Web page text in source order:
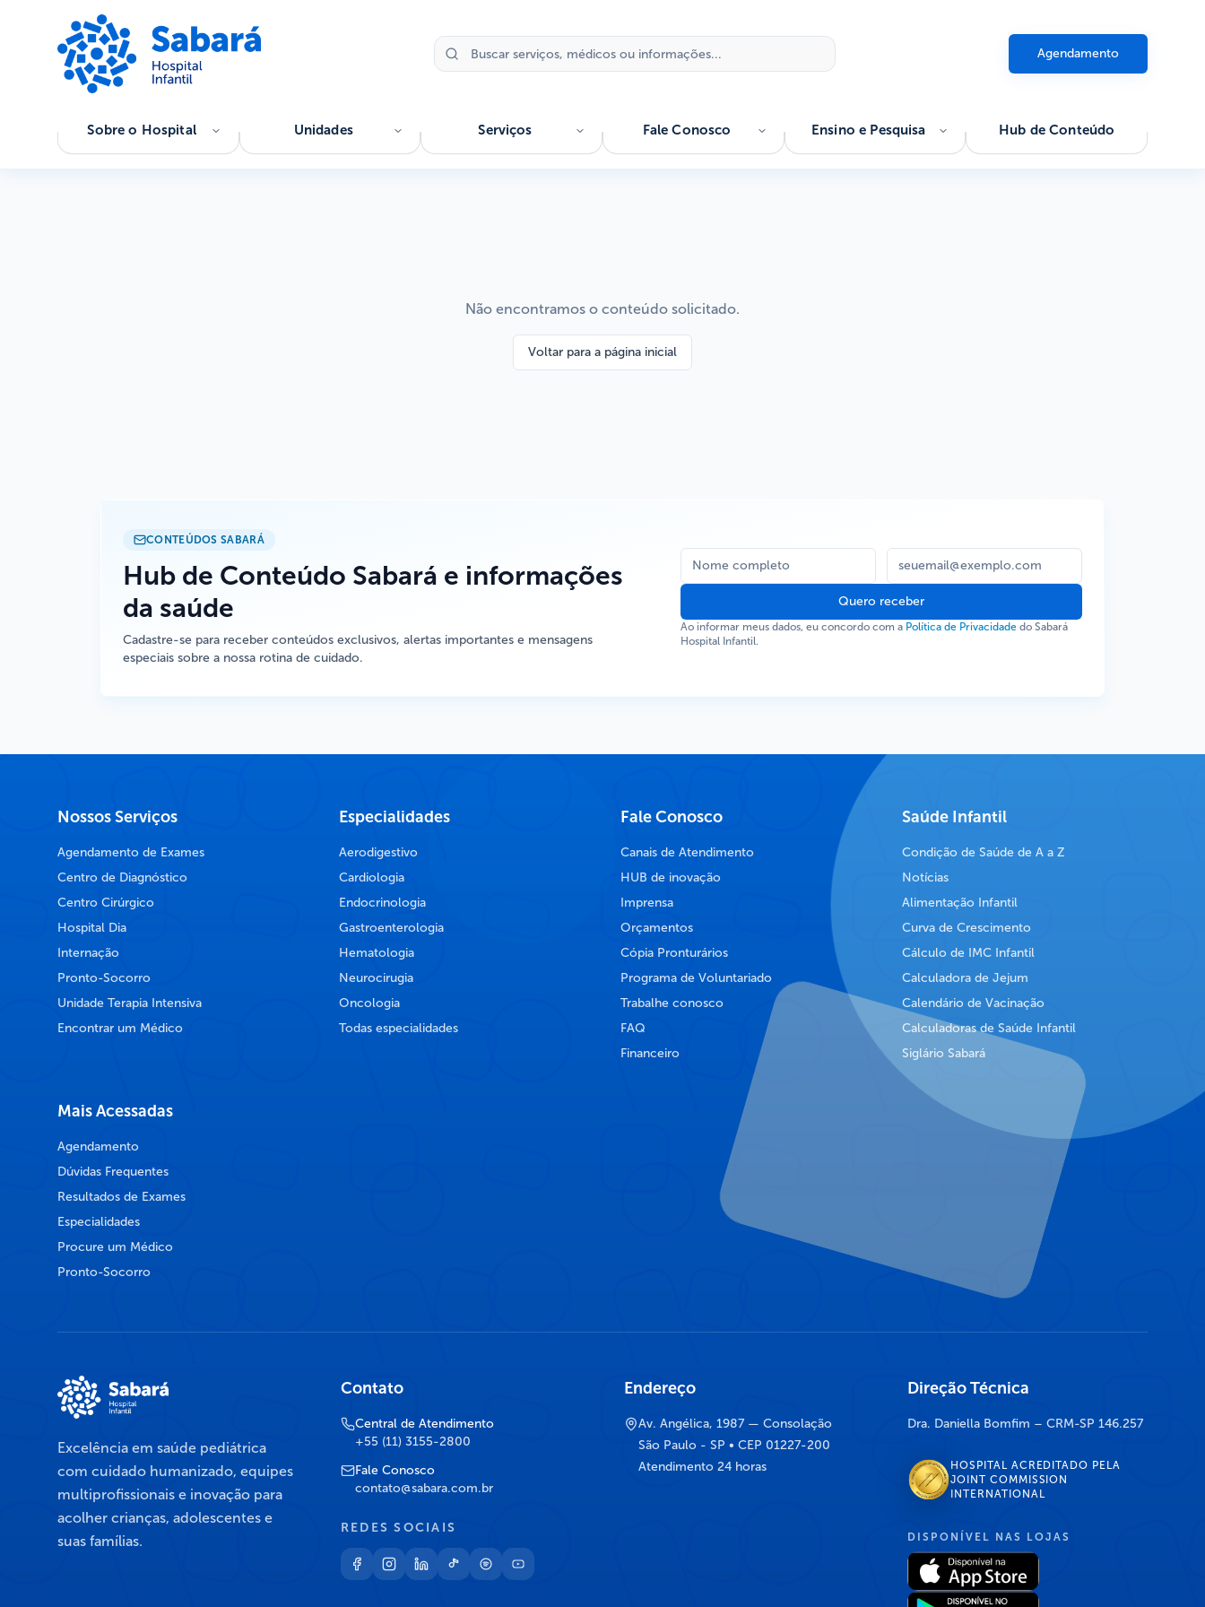
Agendamento
Sobre o Hospital Unidades Serviços Fale Conosco Ensino e Pesquisa Hub de Conteúdo
Não encontramos o conteúdo solicitado.
Voltar para a página inicial
CONTEÚDOS SABARÁ
Hub de Conteúdo Sabará e informações
da saúde
Cadastre-se para receber conteúdos exclusivos, alertas importantes e mensagens
especiais sobre a nossa rotina de cuidado.
Quero receber
Ao informar meus dados, eu concordo com a Política de Privacidade do Sabará
Hospital Infantil.
Nossos Serviços
Agendamento de Exames
Centro de Diagnóstico
Centro Cirúrgico
Hospital Dia
Internação
Pronto-Socorro
Unidade Terapia Intensiva
Encontrar um Médico
Especialidades
Aerodigestivo
Cardiologia
Endocrinologia
Gastroenterologia
Hematologia
Neurocirugia
Oncologia
Todas especialidades
Fale Conosco
Canais de Atendimento
HUB de inovação
Imprensa
Orçamentos
Cópia Pronturários
Programa de Voluntariado
Trabalhe conosco
FAQ
Financeiro
Saúde Infantil
Condição de Saúde de A a Z
Notícias
Alimentação Infantil
Curva de Crescimento
Cálculo de IMC Infantil
Calculadora de Jejum
Calendário de Vacinação
Calculadoras de Saúde Infantil
Siglário Sabará
Mais Acessadas
Agendamento
Dúvidas Frequentes
Resultados de Exames
Especialidades
Procure um Médico
Pronto-Socorro
Excelência em saúde pediátrica
com cuidado humanizado, equipes
multiprofissionais e inovação para
acolher crianças, adolescentes e
suas famílias.
Contato
Central de Atendimento
+55 (11) 3155-2800
Fale Conosco
contato@sabara.com.br
REDES SOCIAIS
Endereço
Av. Angélica, 1987 — Consolação
São Paulo - SP • CEP 01227-200
Atendimento 24 horas
Direção Técnica
Dra. Daniella Bomfim – CRM-SP 146.257
HOSPITAL ACREDITADO PELA
JOINT COMMISSION
INTERNATIONAL
DISPONÍVEL NAS LOJAS